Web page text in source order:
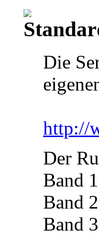
Die
http://
Der
Band
Band
Band